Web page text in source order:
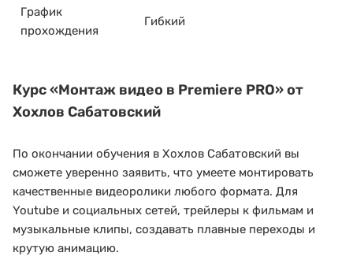
График
прохождения
Гибкий
Курс«Монтаж видео в Premiere PRO»от
Хохлов Сабатовский
По окончании обучения в Хохлов Сабатовский вы
сможете уверенно заявить, что умеете монтировать
качественные видеоролики любого формата. Для
Youtube и социальных сетей, трейлеры к фильмам и
музыкальные клипы, создавать плавные переходы и
крутую анимацию.